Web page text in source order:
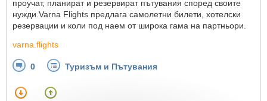
проучат, планират и резервират пътувания според своите
нужди.Varna Flights предлага самолетни билети, хотелски
резервации и коли под наем от широка гама на партньори.
varna.flights
0 Туризъм и Пътувания